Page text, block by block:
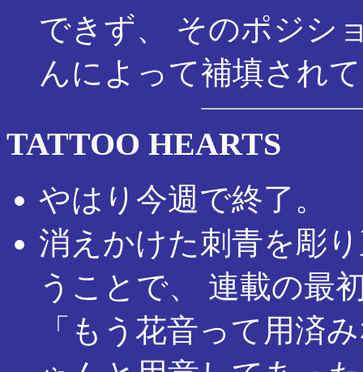
できず、 そのポジシ
んによって補填され
TATTOO HEARTS
やはり今週で終了。
消えかけた刺青を彫
うことで、 連載の最
「もう花音って用済